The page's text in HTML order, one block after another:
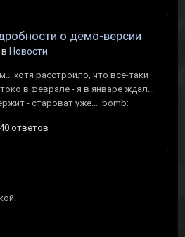
о демо-версии
Новости
хотя расстроило, что все-таки
в феврале - я в январе ждал...
- староват уже... :bomb:
ответов